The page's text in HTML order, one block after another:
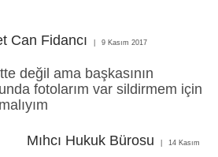
Can Fidancı 9 Kasım 2017
değil ama başkasının
fotolarım var sildirmem için
Mıhcı Hukuk Bürosu 14 Kasım